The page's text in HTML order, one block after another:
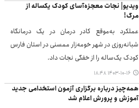
ویدیو| نجات معجزه‌آسای کودک یکساله از
مرگ!
عملکرد به‌موقع کادر درمان در یک درمانگاه
شبانه‌روزی در شهر خومه‌زار ممسنی در استان فارس
کودک یک‌ساله را از خفگی نجات داد.
۱۴۰۳-۱۰-۱۶ ۱۸:۴۸
همه‌چیز درباره برگزاری آزمون استخدامی جدید
آموزش و پرورش اعلام شد